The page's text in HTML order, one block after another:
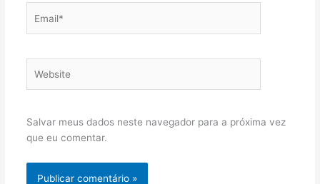
Salvar meus dados neste navegador para a próxima vez
que eu comentar.